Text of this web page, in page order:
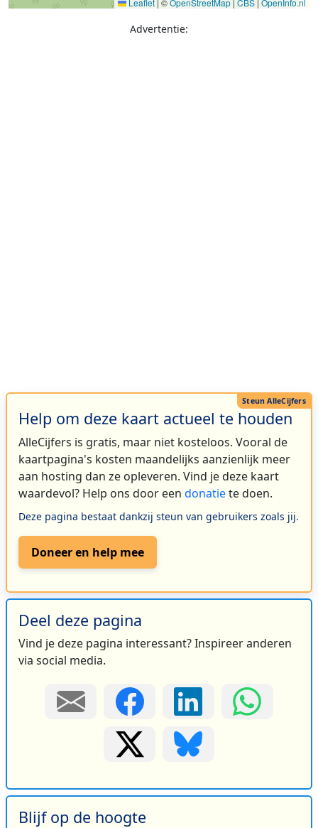
Leaflet | ©OpenStreetMap | CBS | OpenInfo.nl
Advertentie:
Help om deze kaart actueel te houden
AlleCijfers is gratis, maar niet kosteloos. Vooral de
kaartpagina's kosten maandelijks aanzienlijk meer
aan hosting dan ze opleveren. Vind je deze kaart
waardevol? Help ons door een donatiete doen.
Deze pagina bestaat dankzij steun van gebruikers zoals jij.
Doneer en help mee
Deel deze pagina
Vind je deze pagina interessant? Inspireer anderen
via social media.
Blijf op de hoogte